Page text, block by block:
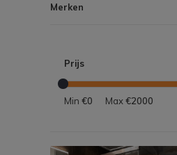
Merken
Prijs
Min €0 Max€2000